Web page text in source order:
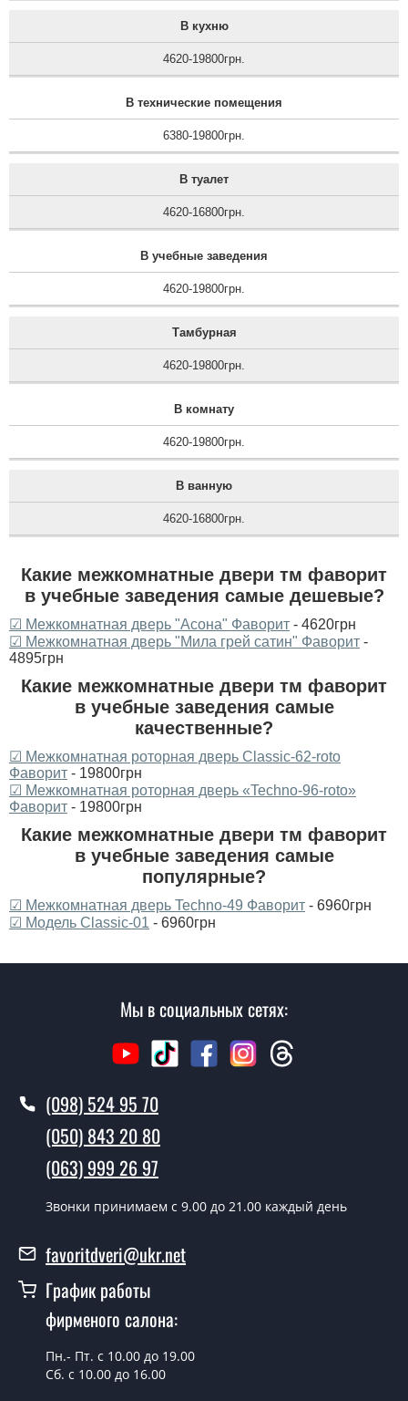
В кухню
4620-19800грн.
В технические помещения
6380-19800грн.
В туалет
4620-16800грн.
В учебные заведения
4620-19800грн.
Тамбурная
4620-19800грн.
В комнату
4620-19800грн.
В ванную
4620-16800грн.
Какие межкомнатные двери тм фаворит
в учебные заведения самые дешевые?
☑ Межкомнатная дверь "Асона" Фаворит - 4620грн
☑ Межкомнатная дверь "Мила грей сатин" Фаворит -
4895грн
Какие межкомнатные двери тм фаворит
в учебные заведения самые
качественные?
☑ Межкомнатная роторная дверь Classic-62-roto
Фаворит - 19800грн
☑ Межкомнатная роторная дверь «Techno-96-roto»
Фаворит - 19800грн
Какие межкомнатные двери тм фаворит
в учебные заведения самые
популярные?
☑ Межкомнатная дверь Techno-49 Фаворит - 6960грн
☑ Модель Classic-01 - 6960грн
Мы в социальных сетях:
(098) 524 95 70
(050) 843 20 80
(063) 999 26 97
Звонки принимаем c 9.00 до 21.00 каждый день
favoritdveri@ukr.net
График работы
фирменого салона:
Пн.- Пт. с 10.00 до 19.00
Сб. с 10.00 до 16.00